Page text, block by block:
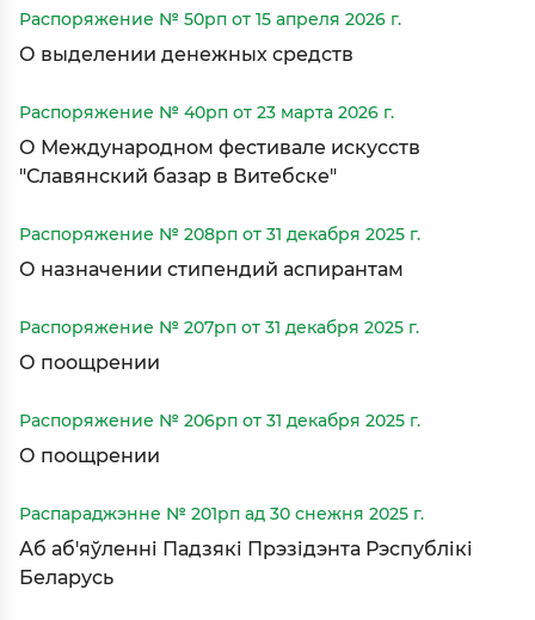
Распоряжение № 50рп от 15 апреля 2026 г.
О выделении денежных средств
Распоряжение № 40рп от 23 марта 2026 г.
О Международном фестивале искусств
"Славянский базар в Витебске"
Распоряжение № 208рп от 31 декабря 2025 г.
О назначении стипендий аспирантам
Распоряжение № 207рп от 31 декабря 2025 г.
О поощрении
Распоряжение № 206рп от 31 декабря 2025 г.
О поощрении
Распараджэнне № 201рп ад 30 снежня 2025 г.
Аб аб'яўленні Падзякі Прэзідэнта Рэспублікі
Беларусь